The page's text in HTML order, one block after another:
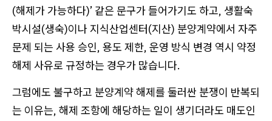
(해제가 가능하다)’ 같은 문구가 들어가기도 하고, 생활숙
박시설(생숙)이나 지식산업센터(지산) 분양계약에서 자주
문제 되는 사용 승인, 용도 제한, 운영 방식 변경 역시 약정
해제 사유로 규정하는 경우가 많습니다.
그럼에도 불구하고 분양계약 해제를 둘러싼 분쟁이 반복되
는 이유는, 해제 조항에 해당하는 일이 생기더라도 매도인